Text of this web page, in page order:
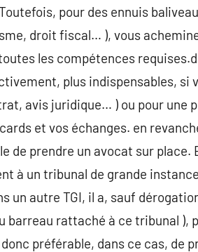
pour des ennuis
droit fiscal… ), vous
toutes les compétences
plus indispensables,
avis juridique… ) ou pour une
et vos échanges. en
de prendre un avocat sur place.
à un tribunal de grande
un autre TGI, il a, sauf
barreau rattaché à ce tribunal ),
préférable, dans ce cas, de